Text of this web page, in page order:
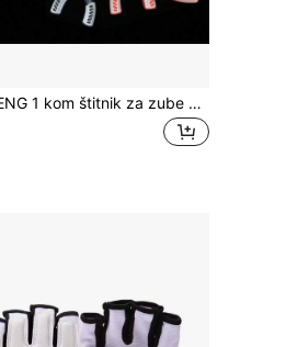
YINSHENG 1 kom štitnik za zube za boks, karate, taekwondo, MMA